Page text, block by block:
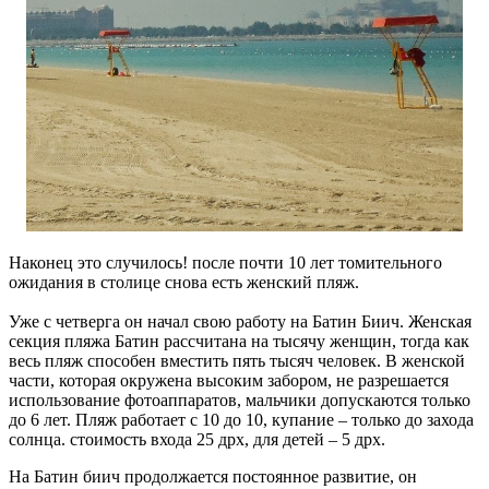
Наконец это случилось! после почти 10 лет томительного
ожидания в столице снова есть женский пляж.
Уже с четверга он начал свою работу на Батин Биич. Женская
секция пляжа Батин рассчитана на тысячу женщин, тогда как
весь пляж способен вместить пять тысяч человек. В женской
части, которая окружена высоким забором, не разрешается
использование фотоаппаратов, мальчики допускаются только
до 6 лет. Пляж работает с 10 до 10, купание – только до захода
солнца. стоимость входа 25 дрх, для детей – 5 дрх.
На Батин биич продолжается постоянное развитие, он